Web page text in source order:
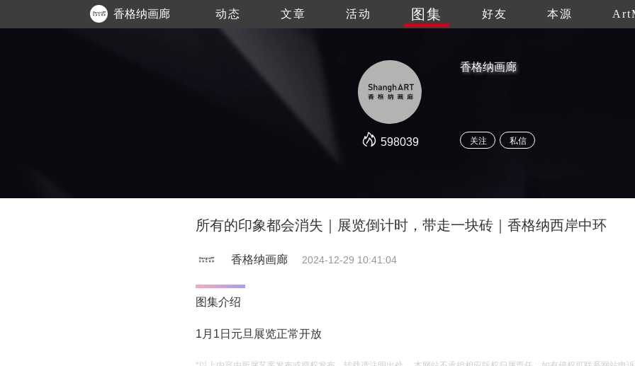
香格纳画廊 动态 文章 活动 图集 好友 本源
598039
香格纳画廊
关注 私信
所有的印象都会消失｜展览倒计时，带走一块砖｜香格纳西岸中环
香格纳画廊 2024-12-29 10:41:04
图集介绍
1月1日元旦展览正常开放